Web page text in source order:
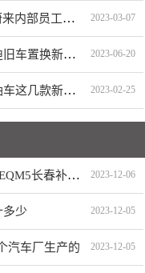
蔚来内部员工可以10万买车吗？蔚来内部员工爆料 2023-03-07
比亚迪置换补贴政策2023，比亚迪旧车置换新车价格表 2023-06-20
2022建议买车SUV排行榜，除了油车这几款新能源SUV也建议买 2023-02-25
红旗EQM5吉林为什么便宜？红旗EQM5长春补贴政策 2023-12-06
多少 2023-12-05
汽车厂生产的 2023-12-05